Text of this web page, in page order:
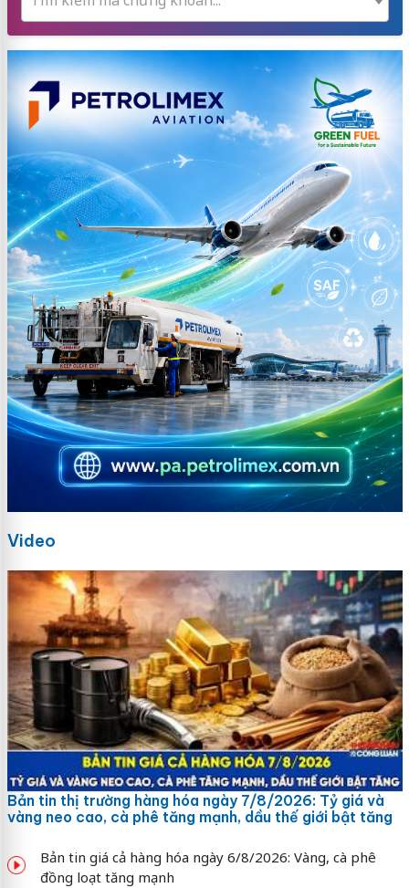
Video
Bản tin thị trường hàng hóa ngày 7/8/2026: Tỷ giá và
vàng neo cao, cà phê tăng mạnh, dầu thế giới bật tăng
Bản tin giá cả hàng hóa ngày 6/8/2026: Vàng, cà phê
đồng loạt tăng mạnh